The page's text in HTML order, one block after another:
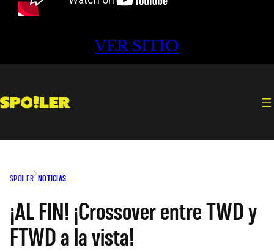
VER SITIO
SPOILER NOTICIAS
¡AL FIN! ¡Crossover entre TWD y
FTWD a la vista!